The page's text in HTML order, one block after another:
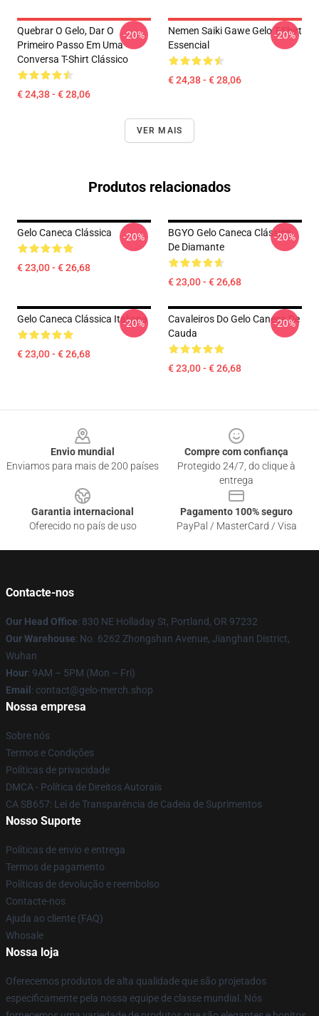
Quebrar O Gelo, Dar O
Primeiro Passo Em Uma
Conversa T-Shirt Clássico
€ 24,38 - € 28,06
-20%
Nemen Saiki Gawe Gelo T-Shirt
Essencial
€ 24,38 - € 28,06
-20%
VER MAIS
Produtos relacionados
Gelo Caneca Clássica
€ 23,00 - € 26,68
-20%
BGYO Gelo Caneca Clássica
De Diamante
€ 23,00 - € 26,68
-20%
Gelo Caneca Clássica Italiana
€ 23,00 - € 26,68
-20%
Cavaleiros Do Gelo Caneca De
Cauda
€ 23,00 - € 26,68
-20%
Envio mundial
Enviamos para mais de 200 países
Compre com confiança
Protegido 24/7, do clique à
entrega
Garantia internacional
Oferecido no país de uso
Pagamento 100% seguro
PayPal / MasterCard / Visa
Contacte-nos
Our Head Office: 830 NE Holladay St, Portland, OR 97232
Our Warehouse: No. 6262 Zhongshan Avenue, Jianghan District,
Wuhan
Hour: 9AM – 5PM (Mon – Fri)
Email : contact@gelo-merch.shop
Nossa empresa
Sobre nós
Termos e Condições
Políticas de privacidade
DMCA - Política de Direitos Autorais
CA SB657: Lei de Transparência de Cadeia de Suprimentos
Nosso Suporte
Políticas de envio e entrega
Termos de pagamento
Políticas de devolução e reembolso
Contacte-nos
Ajuda ao cliente (FAQ)
Whosale
Nossa loja
Oferecemos produtos de alta qualidade que são projetados
especificamente pela nossa equipe de classe mundial. Nós